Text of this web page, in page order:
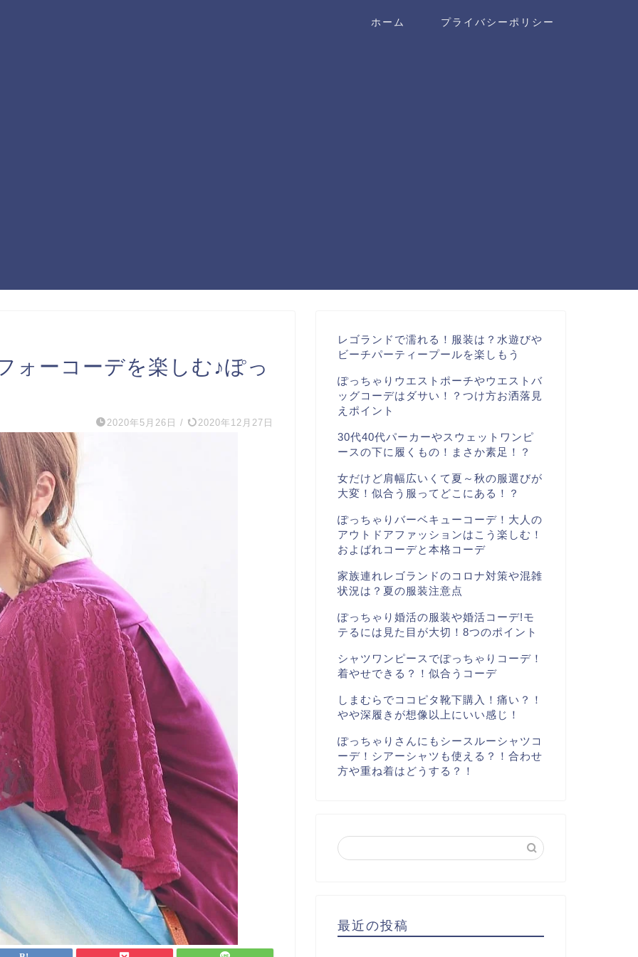
ホーム プライバシーポリシー
ォーコーデを楽しむ♪ぽっ
2020年5月26日 / 2020年12月27日
レゴランドで濡れる！服装は？水遊びや
ビーチパーティープールを楽しもう
ぽっちゃりウエストポーチやウエストバ
ッグコーデはダサい！？つけ方お洒落見
えポイント
30代40代パーカーやスウェットワンピ
ースの下に履くもの！まさか素足！？
女だけど肩幅広いくて夏～秋の服選びが
大変！似合う服ってどこにある！？
ぽっちゃりバーベキューコーデ！大人の
アウトドアファッションはこう楽しむ！
およばれコーデと本格コーデ
家族連れレゴランドのコロナ対策や混雑
状況は？夏の服装注意点
ぽっちゃり婚活の服装や婚活コーデ!モ
テるには見た目が大切！8つのポイント
シャツワンピースでぽっちゃりコーデ！
着やせできる？！似合うコーデ
しまむらでココピタ靴下購入！痛い？！
やや深履きが想像以上にいい感じ！
ぽっちゃりさんにもシースルーシャツコ
ーデ！シアーシャツも使える？！合わせ
方や重ね着はどうする？！
最近の投稿